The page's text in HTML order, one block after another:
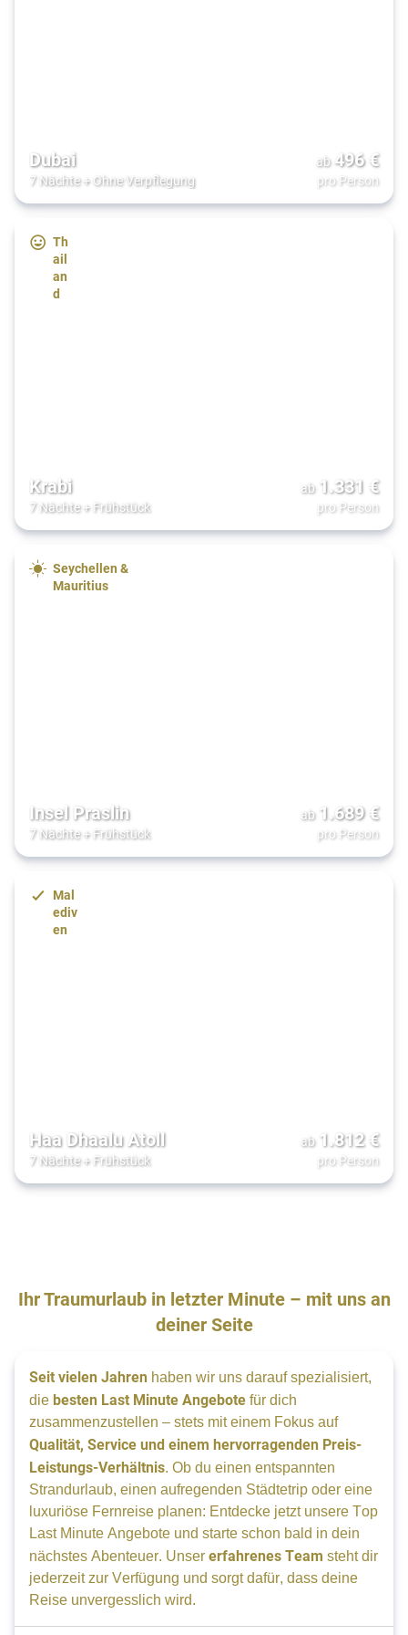
Dubai
7 Nächte+ Ohne Verpflegung
ab 496€
pro Person
Th
ail
an
d
Krabi
7 Nächte+ Frühstück
ab 1.331 €
pro Person
Seychellen &
Mauritius
Insel Praslin
7 Nächte+ Frühstück
ab 1.689€
pro Person
Mal
ediv
en
Haa Dhaalu Atoll
7 Nächte+ Frühstück
ab 1.812€
pro Person
Ihr Traumurlaub in letzter Minute – mit uns an
deiner Seite
Seit vielen Jahren haben wir uns darauf spezialisiert,
die besten Last Minute Angebote für dich
zusammenzustellen – stets mit einem Fokus auf
Qualität, Service und einem hervorragenden Preis-
Leistungs-Verhältnis. Ob du einen entspannten
Strandurlaub, einen aufregenden Städtetrip oder eine
luxuriöse Fernreise planen: Entdecke jetzt unsere Top
Last Minute Angebote und starte schon bald in dein
nächstes Abenteuer. Unser erfahrenes Team steht dir
jederzeit zur Verfügung und sorgt dafür, dass deine
Reise unvergesslich wird.